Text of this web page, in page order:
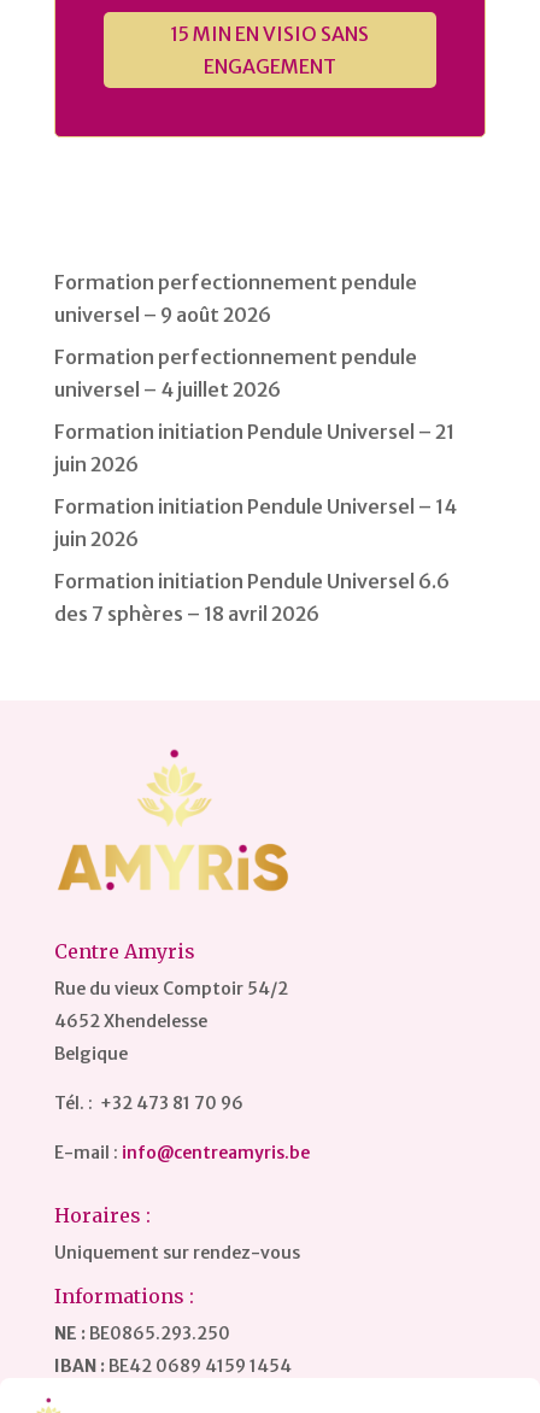
15 MIN EN VISIO SANS
ENGAGEMENT
Formation perfectionnement pendule
universel – 9 août 2026
Formation perfectionnement pendule
universel – 4 juillet 2026
Formation initiation Pendule Universel – 21
juin 2026
Formation initiation Pendule Universel – 14
juin 2026
Formation initiation Pendule Universel 6.6
des 7 sphères – 18 avril 2026
Centre Amyris
Rue du vieux Comptoir 54/2
4652 Xhendelesse
Belgique
Tél. : +32 473 81 70 96
E-mail : info@centreamyris.be
Horaires :
Uniquement sur rendez-vous
Informations :
NE :BE0865.293.250
IBAN :BE42 0689 4159 1454